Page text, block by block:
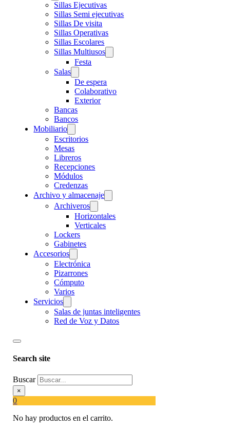
Sillas Ejecutivas
Sillas Semi ejecutivas
Sillas De visita
Sillas Operativas
Sillas Escolares
Sillas Multiusos
Festa
Salas
De espera
Colaborativo
Exterior
Bancas
Bancos
Mobiliario
Escritorios
Mesas
Libreros
Recepciones
Módulos
Credenzas
Archivo y almacenaje
Archiveros
Horizontales
Verticales
Lockers
Gabinetes
Accesorios
Electrónica
Pizarrones
Cómputo
Varios
Servicios
Salas de juntas inteligentes
Red de Voz y Datos
Search site
Buscar
×
0
No hay productos en el carrito.